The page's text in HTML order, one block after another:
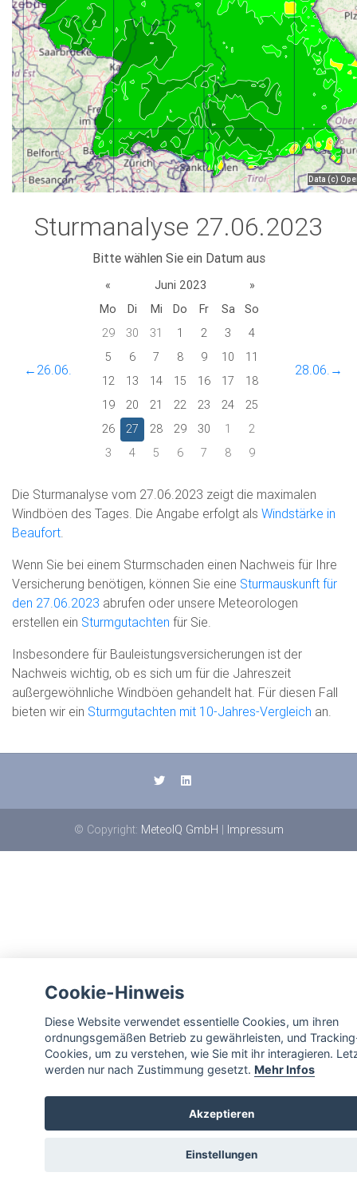
Sturmanalyse 27.06.2023
Bitte wählen Sie ein Datum aus
←26.06.
« Juni 2023
»
Mo
Di Mi Do Fr Sa
So
29
30 31 1 2 3
4
5
6 7 8 9 10
11
12
13 14 15 16 17
18
19
20 21 22 23 24
25
26
27 28 29 30 1
2
3
4 5 6 7 8 9
28.06.→
Die Sturmanalyse vom 27.06.2023 zeigt die maximalen
Windböen des Tages. Die Angabe erfolgt als Windstärke in
Beaufort
Wenn Sie bei einem Sturmschaden einen Nachweis für Ihre
Versicherung benötigen, können Sie eine Sturmauskunft für
den 27.06.2023 abrufen oder unsere Meteorologen
erstellen ein Sturmgutachten für Sie.
Insbesondere für Bauleistungsversicherungen ist der
Nachweis wichtig, ob es sich um für die Jahreszeit
außergewöhnliche Windböen gehandelt hat. Für diesen Fall
bieten wir ein Sturmgutachten mit 10-Jahres-Vergleich an.
© Copyright: MeteoIQ GmbH | Impressum
Cookie-Hinweis
Diese Website verwendet essentielle Cookies, um ihren
ordnungsgemäßen Betrieb zu gewährleisten, und
Cookies, um zu verstehen, wie Sie mit ihr interagieren.
werden nur nach Zustimmung gesetzt. Mehr Infos
Akzeptieren
Einstellungen